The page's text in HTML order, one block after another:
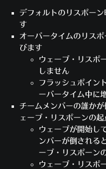
デフォルトのリスポー
す
オーバータイムのリス
びます
ウェーブ・リスポ
しません
フラッシュポイン
ーバータイム中に
チームメンバーの誰か
ェーブ・リスポーンの
ウェーブが開始し
ンバーが倒される
ーブ・リスポーン
ウェーブ・リスポ